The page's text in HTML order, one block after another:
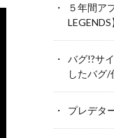
５年間ア
バグ!?サ
したバグ/
プレデタ